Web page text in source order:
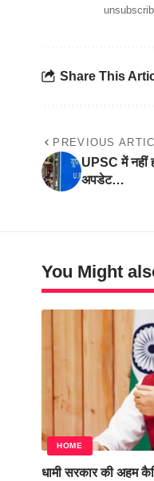
Share This
PREVIOUS
UPSC में नहीं
अपडेट…
You Might
HOME
धामी सरकार की अहम